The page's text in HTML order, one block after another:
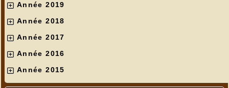
Année 2019
Année 2018
Année 2017
Année 2016
Année 2015